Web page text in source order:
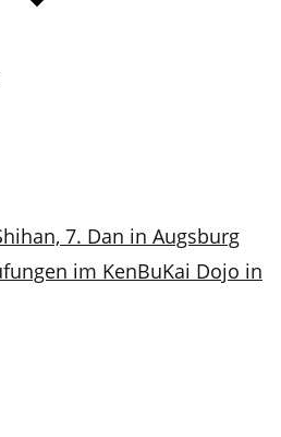
7. Dan in Augsburg
im KenBuKai Dojo in